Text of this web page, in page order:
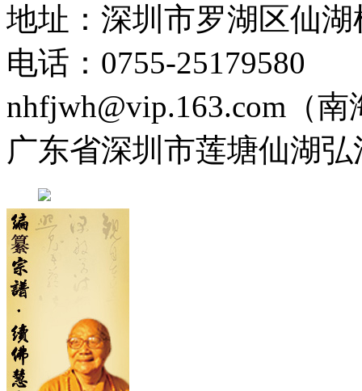
地址：深圳市罗湖区仙
电话：0755-25179580
nhfjwh@vip.163.com（南
广东省深圳市莲塘仙湖弘